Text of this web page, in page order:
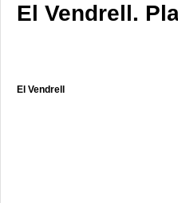
El Vendrell.
El Vendrell